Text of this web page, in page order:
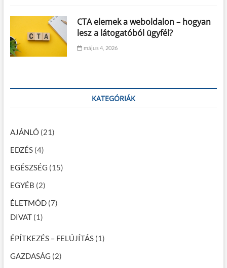
CTA elemek a weboldalon – hogyan
lesz a látogatóból ügyfél?
május 4, 2026
KATEGÓRIÁK
AJÁNLÓ(21)
EDZÉS(4)
EGÉSZSÉG (15)
EGYÉB (2)
ÉLETMÓD(7)
DIVAT(1)
ÉPÍTKEZÉS – FELÚJÍTÁS(1)
GAZDASÁG (2)